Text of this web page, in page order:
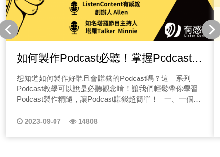
如何製作Podcast必聽！掌握Podcast製
作精隨，Podcast賺錢超簡單！
想知道如何製作好聽且會賺錢的Podcast嗎？這一系列
Podcast教學可以說是必聽觀念唷！讓我們輕鬆帶你學習
Podcast製作精隨，讓Podcast賺錢超簡單！ 一、一個好
頭相信是不少人在錄音前最大的問題，聲音是我們常說的
比視覺更來的多元豐富，例如一首哀傷旋律的外文歌曲，
2023-09-07 14808